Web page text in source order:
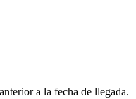
a la fecha de llegada.